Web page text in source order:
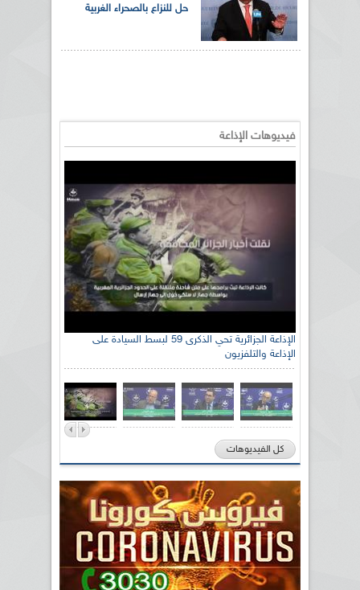
حل للنزاع بالصحراء الغربية
فيديوهات الإذاعة
الإذاعة الجزائرية تحي الذكرى 59 لبسط السيادة على
الإذاعة والتلفزيون
كل الفيديوهات